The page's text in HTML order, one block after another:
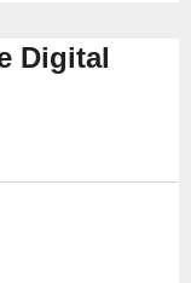
Digital
e